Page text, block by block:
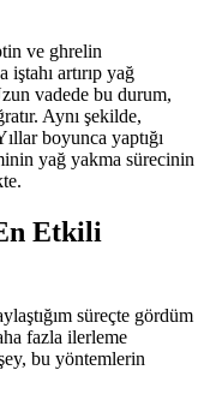
ve ghrelin
iştahı artırıp yağ
vadede bu durum,
Aynı şekilde,
boyunca yaptığı
yağ yakma sürecinin
Etkili
süreçte gördüm
fazla ilerleme
bu yöntemlerin